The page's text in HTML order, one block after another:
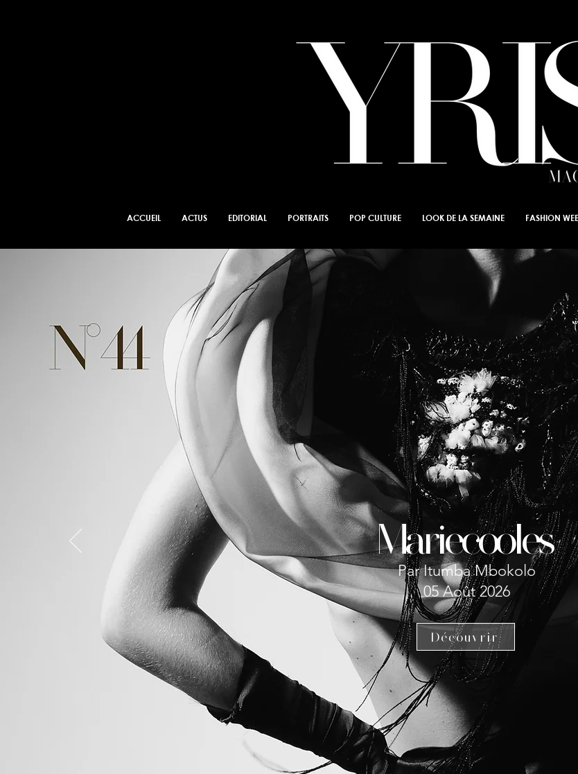
ACCUEIL ACTUS EDITORIAL PORTRAITS POP CULTURE LOOK DE LA SEMAINE FASHION
Mariecooles
Par Itumba Mbokolo
05 Août 2026
Découvrir